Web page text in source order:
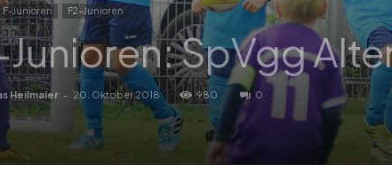
F-Junioren F2-Junioren
SpVgg
Heilmaier - 20. Oktober 2018 980 0